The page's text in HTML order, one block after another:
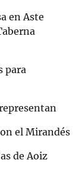
en Aste
para
el Mirandés
de Aoiz